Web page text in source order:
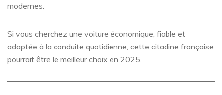
modernes.
Si vous cherchez une voiture économique, fiable et
adaptée à la conduite quotidienne, cette citadine française
pourrait être le meilleur choix en 2025.